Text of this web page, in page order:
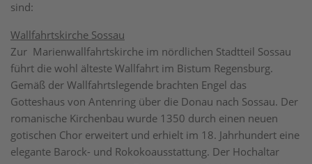
sind:
Wallfahrtskirche Sossau
Zur Marienwallfahrtskirche im nördlichen Stadtteil Sossau
führt die wohl älteste Wallfahrt im Bistum Regensburg.
Gemäß der Wallfahrtslegende brachten Engel das
Gotteshaus von Antenring über die Donau nach Sossau. Der
romanische Kirchenbau wurde 1350 durch einen neuen
gotischen Chor erweitert und erhielt im 18. Jahrhundert eine
elegante Barock- und Rokokoausstattung. Der Hochaltar